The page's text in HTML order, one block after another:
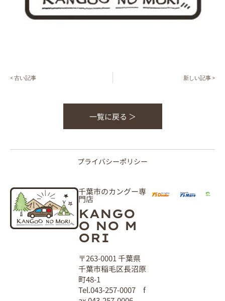
< 古い記事 新しい記事 >
一覧に戻る ＞
プライバシーポリシー
千葉市のカングー専
門店
KANGO
O NO M
ORI
〒263-0001 千葉県
千葉市稲毛区長沼原
町48-1
Tel.043-257-0007 f